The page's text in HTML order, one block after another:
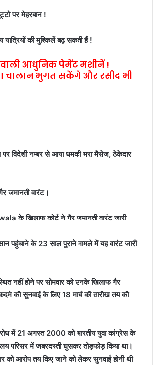
पर मेहरबान !
की मुश्किलें बढ़ सकती हैं !
वाली आधुनिक पेमेंट मशीनें !
चालान भुगत सकेंगे और रसीद भी
पर विदेशी नम्बर से आया धमकी भरा मैसेज, ठेकेदार
जमानती वारंट।
के खिलाफ कोर्ट ने गैर जमानती वारंट जारी
पहुंचाने के 23 साल पुराने मामले में यह वारंट जारी
नहीं होने पर सोमवार को उनके खिलाफ गैर
की सुनवाई के लिए 18 मार्च की तारीख तय की
में 21 अगस्त 2000 को भारतीय युवा कांग्रेस के
परिसर में जबरदस्ती घुसकर तोड़फोड़ किया था।
को आरोप तय किए जाने को लेकर सुनवाई होनी थी